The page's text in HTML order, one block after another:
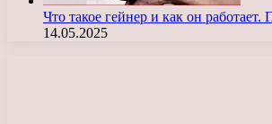
Что такое гейнер и как он
14.05.2025